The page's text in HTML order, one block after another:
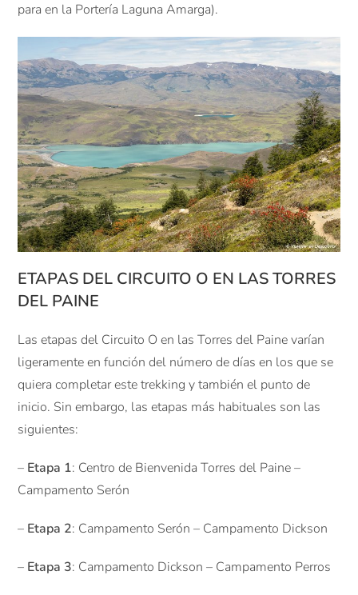
para en la Portería Laguna Amarga).
ETAPAS DEL CIRCUITO O EN LAS TORRES
DEL PAINE
Las etapas del Circuito O en las Torres del Paine varían
ligeramente en función del número de días en los que se
quiera completar este trekking y también el punto de
inicio. Sin embargo, las etapas más habituales son las
siguientes:
– Etapa 1: Centro de Bienvenida Torres del Paine –
Campamento Serón
– Etapa 2: Campamento Serón – Campamento Dickson
– Etapa 3: Campamento Dickson – Campamento Perros